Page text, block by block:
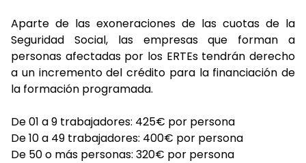
Aparte de las exoneraciones de las cuotas de la
Seguridad Social, las empresas que forman a
personas afectadas por los ERTEs tendrán derecho
a un incremento del crédito para la financiación de
la formación programada.
De 01 a 9 trabajadores: 425€ por persona
De 10 a 49 trabajadores: 400€ por persona
De 50 o más personas: 320€ por persona